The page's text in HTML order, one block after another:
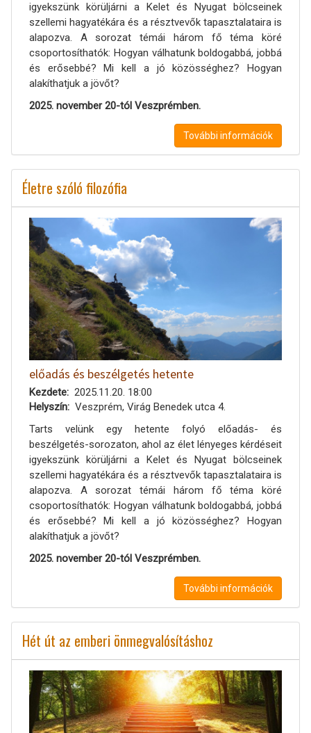
igyekszünk körüljárni a Kelet és Nyugat bölcseinek
szellemi hagyatékára és a résztvevők tapasztalataira is
alapozva. A sorozat témái három fő téma köré
csoportosíthatók: Hogyan válhatunk boldogabbá, jobbá
és erősebbé? Mi kell a jó közösséghez? Hogyan
alakíthatjuk a jövőt?
2025. november 20-tól Veszprémben.
További információk
Életre szóló filozófia
előadás és beszélgetés hetente
Kezdete
2025.11.20. 18:00
Helyszín
Veszprém, Virág Benedek utca 4.
Tarts velünk egy hetente folyó előadás- és
beszélgetés-sorozaton, ahol az élet lényeges kérdéseit
igyekszünk körüljárni a Kelet és Nyugat bölcseinek
szellemi hagyatékára és a résztvevők tapasztalataira is
alapozva. A sorozat témái három fő téma köré
csoportosíthatók: Hogyan válhatunk boldogabbá, jobbá
és erősebbé? Mi kell a jó közösséghez? Hogyan
alakíthatjuk a jövőt?
2025. november 20-tól Veszprémben.
További információk
Hét út az emberi önmegvalósításhoz